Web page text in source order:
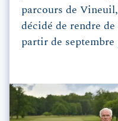
parcours de
décidé de rendre
partir de septembre